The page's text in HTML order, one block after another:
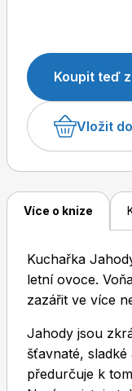
Dětské
Burda Best
Burda
uvařit. Vybrali
Nezapomněli
přesvědčíme, že
naprosto jistě:
vyladili v
Koupit teď
Vložit
Více o knize
Kuchařka
letní ovoce.
zazářit ve více
Jahody jsou
šťavnaté,
předurčuje k